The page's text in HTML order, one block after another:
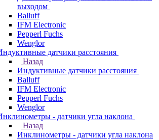
выходом
Balluff
IFM Electronic
Pepperl Fuchs
Wenglor
датчики расстояния
Назад
Индуктивные датчики расстояния
Balluff
IFM Electronic
Pepperl Fuchs
Wenglor
- датчики угла наклона
Назад
Инклинометры - датчики угла наклона